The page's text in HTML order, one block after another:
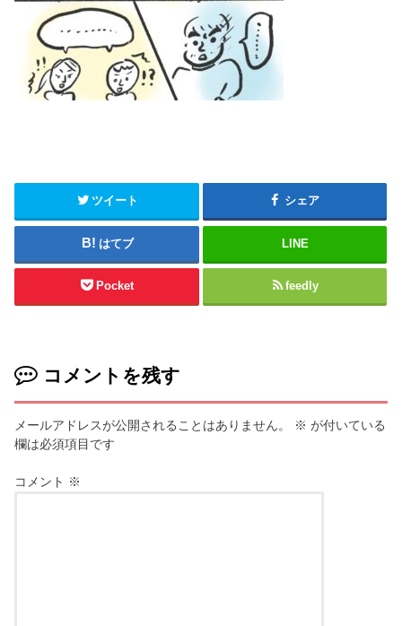
ツイート シェア
はてブ LINE
Pocket feedly
コメントを残す
メールアドレスが公開されることはありません。 ※ が付いている
欄は必須項目です
コメント ※